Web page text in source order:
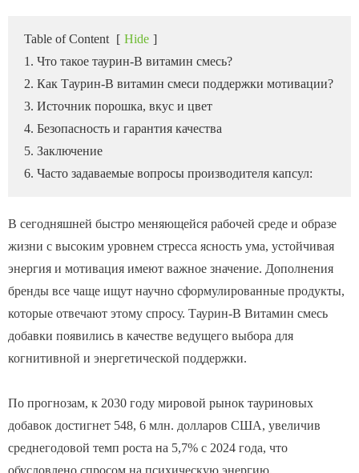
Table of Content [ Hide ]
1. Что такое таурин-B витамин смесь?
2. Как Таурин-B витамин смеси поддержки мотивации?
3. Источник порошка, вкус и цвет
4. Безопасность и гарантия качества
5. Заключение
6. Часто задаваемые вопросы производителя капсул:
В сегодняшней быстро меняющейся рабочей среде и образе
жизни с высоким уровнем стресса ясность ума, устойчивая
энергия и мотивация имеют важное значение. Дополнения
бренды все чаще ищут научно сформулированные продукты,
которые отвечают этому спросу. Таурин-B Витамин смесь
добавки появились в качестве ведущего выбора для
когнитивной и энергетической поддержки.
По прогнозам, к 2030 году мировой рынок тауриновых
добавок достигнет 548, 6 млн. долларов США, увеличив
среднегодовой темп роста на 5,7% с 2024 года, что
обусловлено спросом на психическую энергию,